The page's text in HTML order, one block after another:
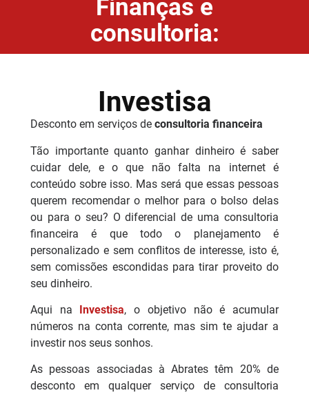
Finanças e
consultoria:
Investisa
Desconto em serviços de consultoria financeira
Tão importante quanto ganhar dinheiro é saber
cuidar dele, e o que não falta na internet é
conteúdo sobre isso. Mas será que essas pessoas
querem recomendar o melhor para o bolso delas
ou para o seu? O diferencial de uma consultoria
financeira é que todo o planejamento é
personalizado e sem conflitos de interesse, isto é,
sem comissões escondidas para tirar proveito do
seu dinheiro.
Aqui na Investisa, o objetivo não é acumular
números na conta corrente, mas sim te ajudar a
investir nos seus sonhos.
As pessoas associadas à Abrates têm 20% de
desconto em qualquer serviço de consultoria